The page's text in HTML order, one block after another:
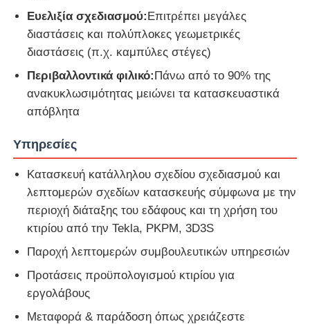
Ευελιξία σχεδιασμού:Επιτρέπει μεγάλες
διαστάσεις και πολύπλοκες γεωμετρικές
διαστάσεις (π.χ. καμπύλες στέγες)
Περιβαλλοντικά φιλικό:Πάνω από το 90% της
ανακυκλωσιμότητας μειώνει τα κατασκευαστικά
απόβλητα
Υπηρεσίες
Κατασκευή κατάλληλου σχεδίου σχεδιασμού και
λεπτομερών σχεδίων κατασκευής σύμφωνα με την
περιοχή διάταξης του εδάφους και τη χρήση του
κτιρίου από την Tekla, PKPM, 3D3S
Παροχή λεπτομερών συμβουλευτικών υπηρεσιών
Προτάσεις προϋπολογισμού κτιρίου για
εργολάβους
Μεταφορά & παράδοση όπως χρειάζεστε